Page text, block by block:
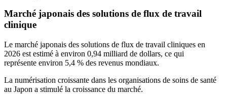
Marché japonais des solutions de flux de travail
clinique
Le marché japonais des solutions de flux de travail cliniques en
2026 est estimé à environ 0,94 milliard de dollars, ce qui
représente environ 5,4 % des revenus mondiaux.
La numérisation croissante dans les organisations de soins de santé
au Japon a stimulé la croissance du marché.